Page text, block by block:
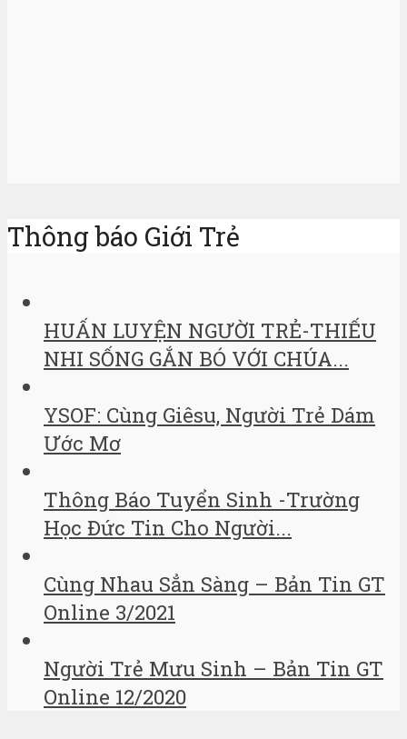
Thông báo Giới Trẻ
HUẤN LUYỆN NGƯỜI TRẺ-THIẾU
NHI SỐNG GẮN BÓ VỚI CHÚA...
YSOF: Cùng Giêsu, Người Trẻ Dám
Ước Mơ
Thông Báo Tuyển Sinh -Trường
Học Đức Tin Cho Người...
Cùng Nhau Sẳn Sàng – Bản Tin GT
Online 3/2021
Người Trẻ Mưu Sinh – Bản Tin GT
Online 12/2020